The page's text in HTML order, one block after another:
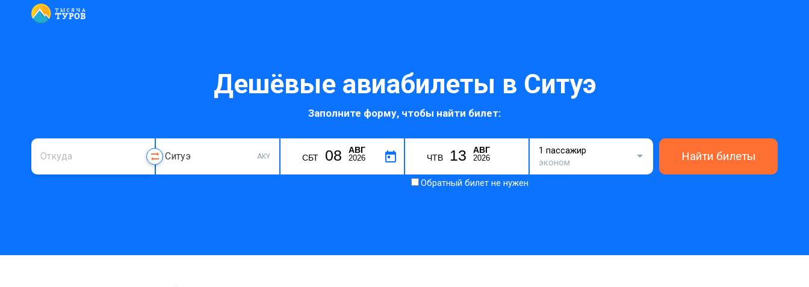
Дешёвые авиабилеты в Ситуэ
Заполните форму, чтобы найти билет:
AKY СБТ 08 АВГ
2026 ЧТВ 13 АВГ
2026
1 пассажир
эконом
Найти билеты
Обратный билет не нужен